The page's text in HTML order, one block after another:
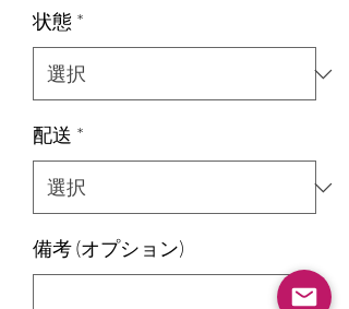
状態 *
配送 *
備考 (オプション)